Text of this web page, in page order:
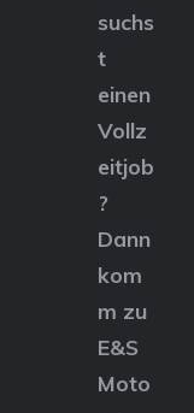
suchs
t
einen
Vollz
eitjob
?
Dann
kom
m zu
E&S
Moto